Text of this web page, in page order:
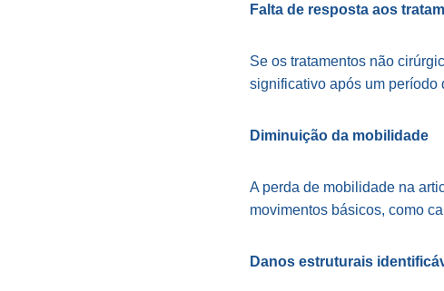
Falta de resposta aos
Se os tratamentos não
significativo após um período
Diminuição da mobilidade
A perda de mobilidade na
movimentos básicos, como
Danos estruturais